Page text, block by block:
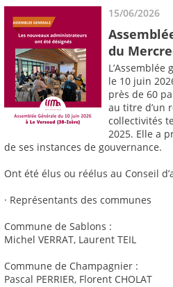
15/06/2026
du
L’Assemblée
le 10 juin
près de 60
au titre d’un
collectivités
2025. Elle a
de ses instances de gouvernance.
Ont été élus ou réélus au Conseil
· Représentants des communes
Commune de Sablons :
Michel VERRAT, Laurent TEIL
Commune de Champagnier :
Pascal PERRIER, Florent CHOLAT